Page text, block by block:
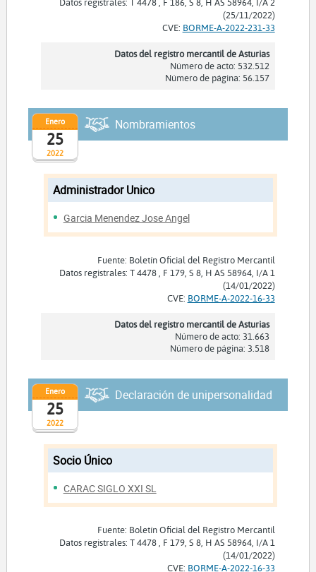
Datos registrales: T 4478 , F 186, S 8, H AS 58964, I/A 2
(25/11/2022)
CVE: BORME-A-2022-231-33
Datos del registro mercantil de Asturias
Número de acto: 532.512
Número de página: 56.157
2022
Enero
25
Nombramientos
Administrador Unico
Garcia Menendez Jose Angel
Fuente: Boletín Oficial del Registro Mercantil
Datos registrales: T 4478 , F 179, S 8, H AS 58964, I/A 1
(14/01/2022)
CVE: BORME-A-2022-16-33
Datos del registro mercantil de Asturias
Número de acto: 31.663
Número de página: 3.518
2022
Enero
25
Declaración de unipersonalidad
Socio Único
CARAC SIGLO XXI SL
Fuente: Boletín Oficial del Registro Mercantil
Datos registrales: T 4478 , F 179, S 8, H AS 58964, I/A 1
(14/01/2022)
CVE: BORME-A-2022-16-33